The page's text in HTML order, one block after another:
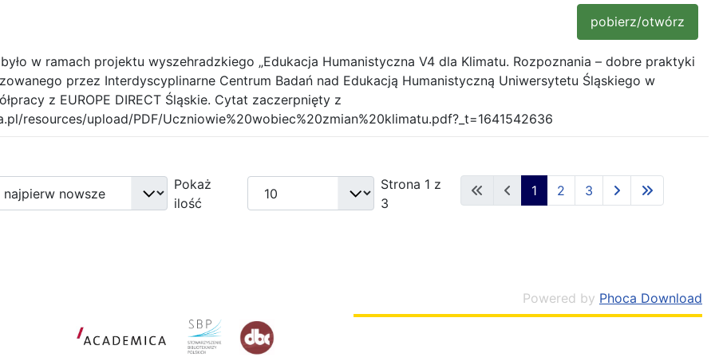
pobierz/otwórz
w ramach projektu wyszehradzkiego „Edukacja Humanistyczna V4 dla Klimatu. Rozpoznania – dobre praktyki
przez Interdyscyplinarne Centrum Badań nad Edukacją Humanistyczną Uniwersytetu Śląskiego w
z EUROPE DIRECT Śląskie. Cytat zaczerpnięty z
resources/upload/PDF/Uczniowie%20wobiec%20zmian%20klimatu.pdf?_t=1641542636
Pokaż
ilość
Strona 1 z
3
1 2 3
Powered by Phoca Download